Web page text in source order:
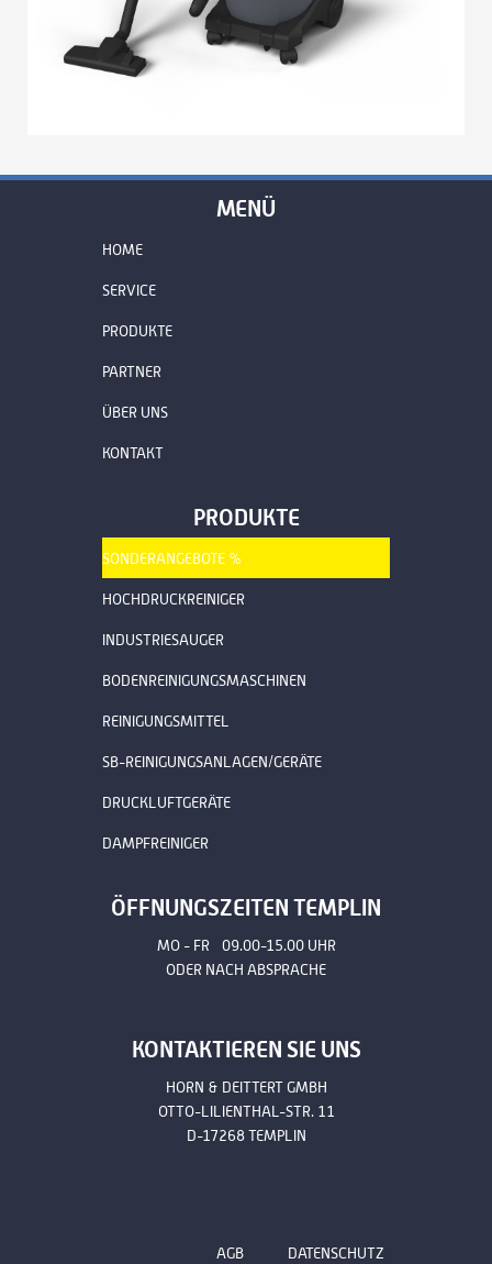
MENÜ
HOME
SERVICE
PRODUKTE
PARTNER
ÜBER UNS
KONTAKT
PRODUKTE
SONDERANGEBOTE %
HOCHDRUCKREINIGER
INDUSTRIESAUGER
BODENREINIGUNGSMASCHINEN
REINIGUNGSMITTEL
SB-REINIGUNGSANLAGEN/GERÄTE
DRUCKLUFTGERÄTE
DAMPFREINIGER
ÖFFNUNGSZEITEN TEMPLIN
MO - FR 09.00-15.00 UHR
ODER NACH ABSPRACHE
KONTAKTIEREN SIE UNS
HORN & DEITTERT GMBH
OTTO-LILIENTHAL-STR. 11
D-17268 TEMPLIN
AGB DATENSCHUTZ